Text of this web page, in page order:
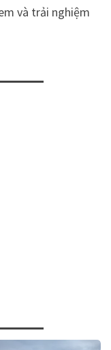
và trải nghiệm